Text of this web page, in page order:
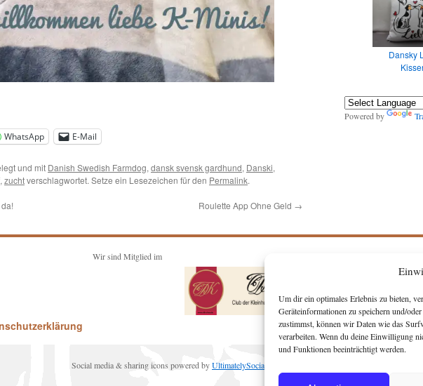
Um dir ein optimales Erlebnis zu bieten,
Geräteinformationen zu speichern und/
zustimmst, können wir Daten wie das
verarbeiten. Wenn du deine Einwilligung
und Funktionen beeinträchtigt werden.
WhatsApp E-Mail
und mit Danish Swedish Farmdog, dansk svensk gardhund, Danski,
, zuchtverschlagwortet. Setze ein Lesezeichen für den Permalink.
Roulette App Ohne Geld →
Dansky
Powered by
Wir sind Mitglied im
Social media & sharing icons powered byUltimatelySocial